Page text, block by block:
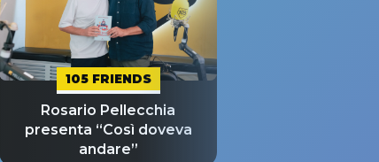
105 FRIENDS
Rosario Pellecchia
presenta “Così doveva
andare”